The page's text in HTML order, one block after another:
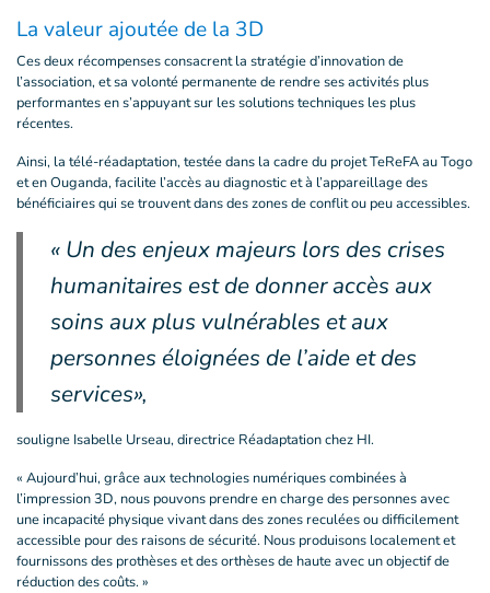
La valeur ajoutée de la 3D
Ces deux récompenses consacrent la stratégie d’innovation de
l’association, et sa volonté permanente de rendre ses activités plus
performantes en s’appuyant sur les solutions techniques les plus
récentes.
Ainsi, la télé-réadaptation, testée dans la cadre du projet TeReFA au Togo
et en Ouganda, facilite l’accès au diagnostic et à l’appareillage des
bénéficiaires qui se trouvent dans des zones de conflit ou peu accessibles.
« Un des enjeux majeurs lors des crises
humanitaires est de donner accès aux
soins aux plus vulnérables et aux
personnes éloignées de l’aide et des
services»,
souligne Isabelle Urseau, directrice Réadaptation chez HI.
« Aujourd’hui, grâce aux technologies numériques combinées à
l’impression 3D, nous pouvons prendre en charge des personnes avec
une incapacité physique vivant dans des zones reculées ou difficilement
accessible pour des raisons de sécurité. Nous produisons localement et
fournissons des prothèses et des orthèses de haute avec un objectif de
réduction des coûts. »